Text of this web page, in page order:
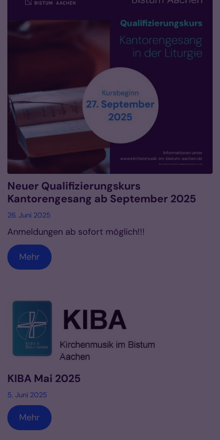
Neuer Qualifizierungskurs
Kantorengesang ab September 2025
26. Juni 2025
Anmeldungen ab sofort möglich!!!
Mehr
KIBA Mai 2025
5. Juni 2025
Mehr